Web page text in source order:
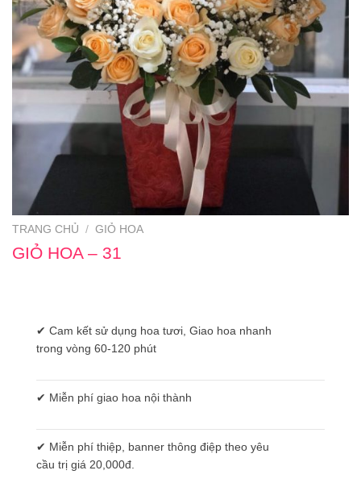
TRANG CHỦ / GIỎ HOA
GIỎ HOA – 31
✔ Cam kết sử dụng hoa tươi, Giao hoa nhanh
trong vòng 60-120 phút
✔ Miễn phí giao hoa nội thành
✔ Miễn phí thiệp, banner thông điệp theo yêu
cầu trị giá 20,000đ.